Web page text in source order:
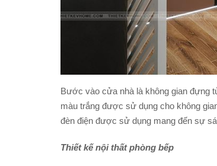
Bước vào cửa nhà là không gian đựng
màu trắng được sử dụng cho không
đèn điện được sử dụng mang đến sự
Thiết kế nội thất phòng bếp